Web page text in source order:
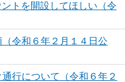
トを開設してほしい（令
令和６年２月１４日公
行について（令和６年２